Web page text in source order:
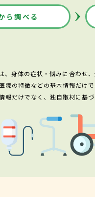
ら調べる
、身体の症状・悩みに合わせ
院の特徴などの基本情報だけ
報だけでなく、独自取材に基